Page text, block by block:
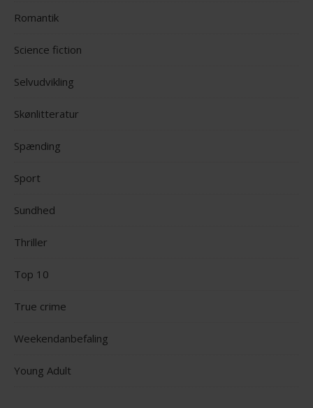
Romantik
Science fiction
Selvudvikling
Skønlitteratur
Spænding
Sport
Sundhed
Thriller
Top 10
True crime
Weekendanbefaling
Young Adult